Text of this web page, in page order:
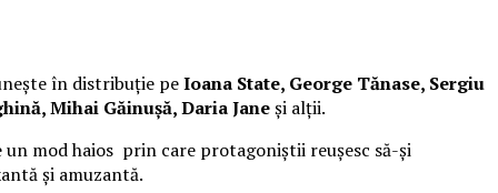
în distribuție peIoana State, George Tănase, Sergiu
Mihai Găinușă, Daria Janeși alții.
un mod haios prin care protagoniștii reușesc să-și
și amuzantă.